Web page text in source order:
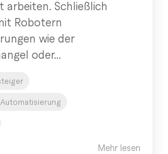
Schließlich
Robotern
wie der
oder...
Mehr lesen